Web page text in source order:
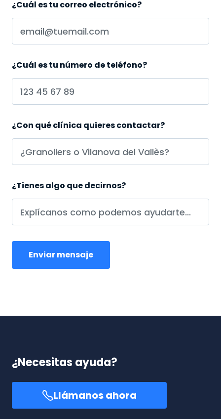
¿Cuál es tu correo electrónico?
¿Cuál es tu número de teléfono?
¿Con qué clínica quieres contactar?
¿Tienes algo que decirnos?
¿Necesitas ayuda?
Llámanos ahora